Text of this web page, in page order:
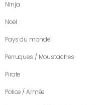
Ninja
Noël
Pays du monde
Perruques / Moustaches
Pirate
Police / Armée